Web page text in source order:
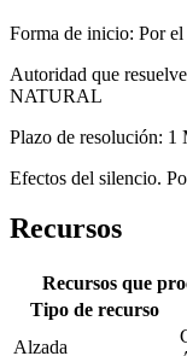
Forma de inicio: Por el
Autoridad que
NATURAL
Plazo de resolución: 1
Efectos del silencio.
Recursos
Recursos que
Tipo de recurso
Alzada